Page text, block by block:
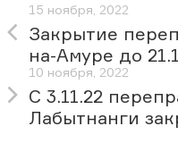
15 ноября, 2022
Закрытие
на-Амуре до
10 ноября, 2022
С 3.11.22
Лабытнанги